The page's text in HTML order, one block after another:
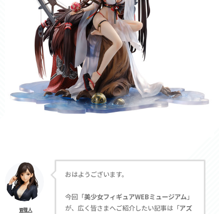
管理人
おはようございます。
今回「美少女フィギュアWEBミュージアム」
が、広く皆さまへご紹介したい記事は「アズ